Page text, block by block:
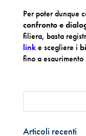
Per poter dunque
confronto e
filiera, basta
linke scegliere i
fino a esaurimento
Articoli recenti